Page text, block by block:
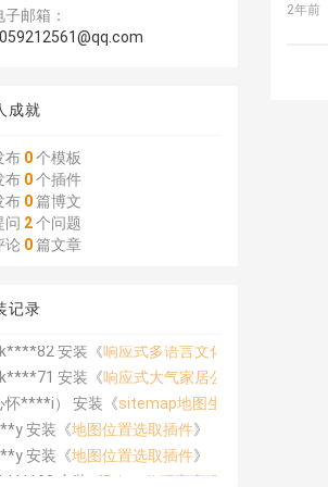
子邮箱：
成就
布 0个模板
布 0个插件
布 0篇博文
问 2个问题
论 0篇文章
记录
C**y 安装《
地图位置选取插件
C**y 安装《
hk****08 安装《
2年前